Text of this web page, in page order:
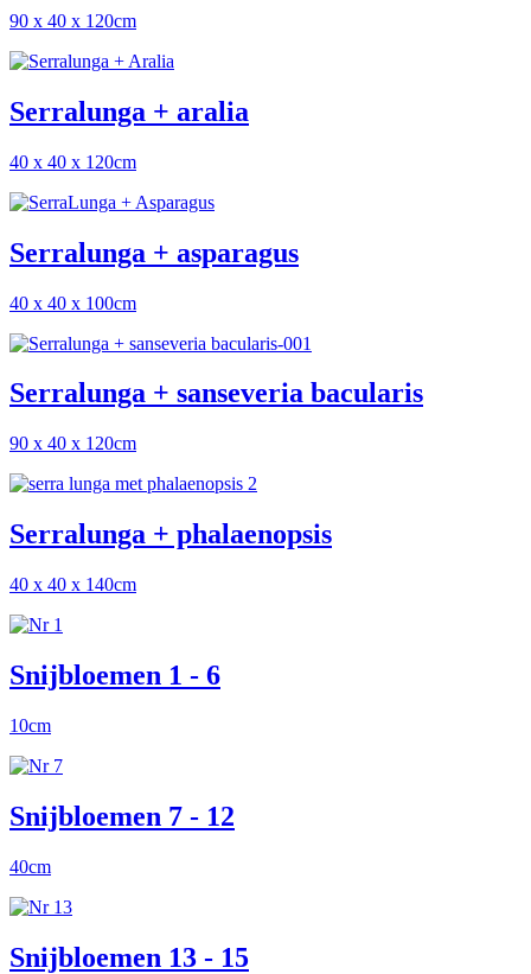
90 x 40 x 120cm
Serralunga + aralia
40 x 40 x 120cm
Serralunga + asparagus
40 x 40 x 100cm
Serralunga + sanseveria bacularis
90 x 40 x 120cm
Serralunga + phalaenopsis
40 x 40 x 140cm
Snijbloemen 1 - 6
10cm
Snijbloemen 7 - 12
40cm
Snijbloemen 13 - 15